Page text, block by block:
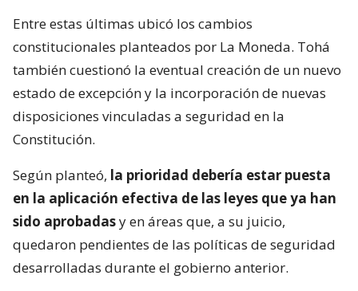
Entre estas últimas ubicó los cambios
constitucionales planteados por La Moneda. Tohá
también cuestionó la eventual creación de un nuevo
estado de excepción y la incorporación de nuevas
disposiciones vinculadas a seguridad en la
Constitución.
Según planteó, la prioridad debería estar puesta
en la aplicación efectiva de las leyes que ya han
sido aprobadasy en áreas que, a su juicio,
quedaron pendientes de las políticas de seguridad
desarrolladas durante el gobierno anterior.